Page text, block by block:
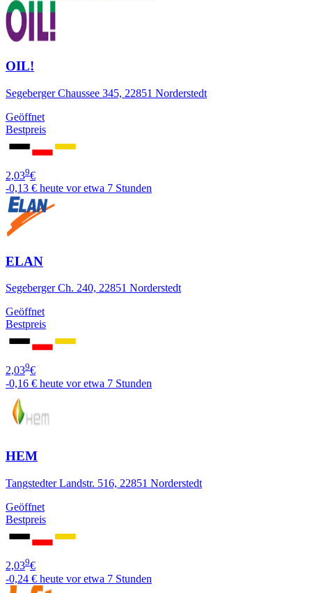
OIL!
Segeberger Chaussee 345, 22851 Norderstedt
Geöffnet
Bestpreis
2,039€
-0,13 € heute vor etwa 7 Stunden
ELAN
Segeberger Ch. 240, 22851 Norderstedt
Geöffnet
Bestpreis
2,039€
-0,16 € heute vor etwa 7 Stunden
HEM
Tangstedter Landstr. 516, 22851 Norderstedt
Geöffnet
Bestpreis
2,039€
-0,24 € heute vor etwa 7 Stunden